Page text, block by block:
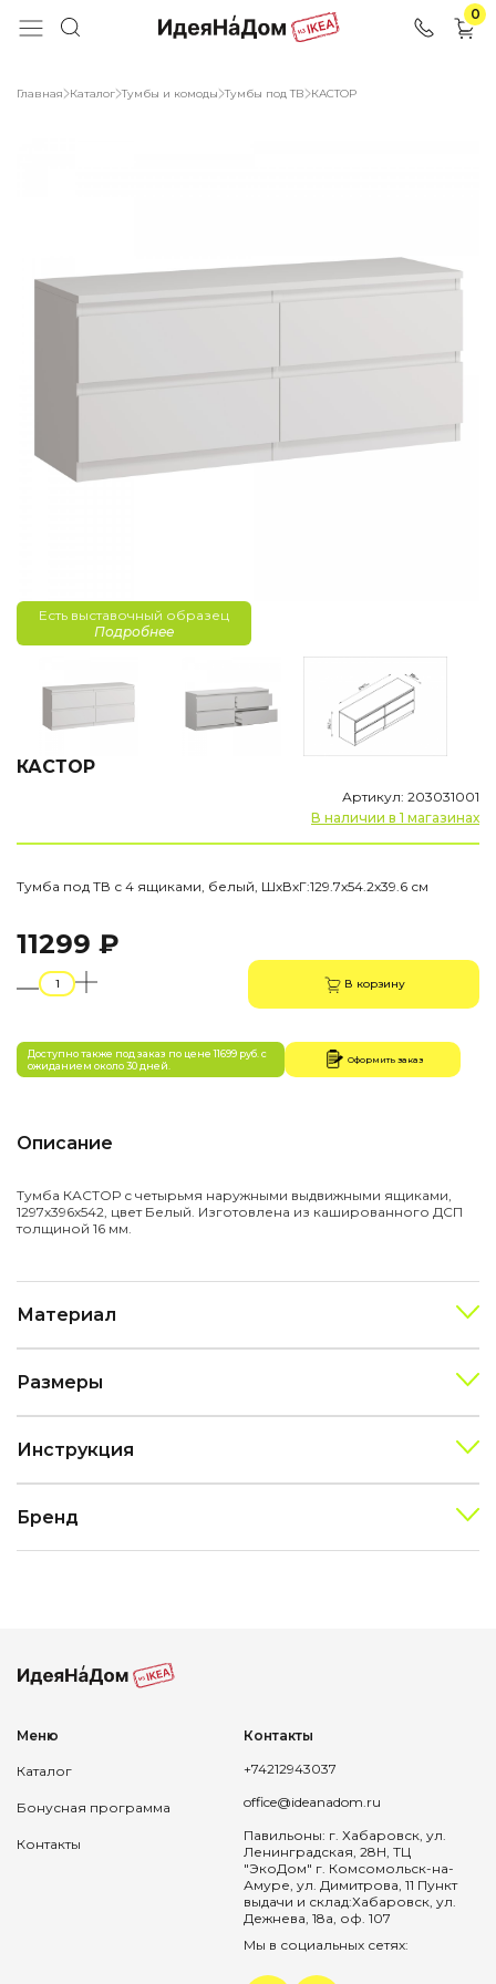
0
Главная Каталог Тумбы и комоды Тумбы под ТВ КАСТОР
Есть выставочный образец
Подробнее
КАСТОР
Артикул: 203031001
В наличии в 1 магазинах
Тумба под ТВ с 4 ящиками, белый, ШхВхГ:129.7х54.2х39.6 см
11299 ₽
В корзину
Доступно также под заказ по цене 11699 руб. с
ожиданием около 30 дней.
Оформить заказ
Описание
Тумба КАСТОР с четырьмя наружными выдвижными ящиками,
1297х396х542, цвет Белый. Изготовлена из кашированного ДСП
толщиной 16 мм.
Материал
Размеры
Инструкция
Бренд
Меню
Каталог
Бонусная программа
Контакты
Контакты
+74212943037
office@ideanadom.ru
Павильоны: г. Хабаровск, ул.
Ленинградская, 28Н, ТЦ
"ЭкоДом" г. Комсомольск-на-
Амуре, ул. Димитрова, 11 Пункт
выдачи и склад:Хабаровск, ул.
Дежнева, 18а, оф. 107
Мы в социальных сетях: